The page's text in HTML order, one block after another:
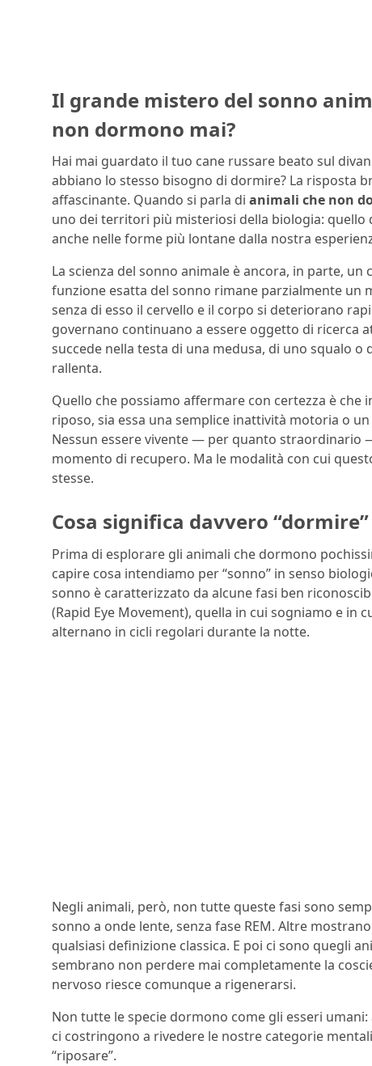
Il grande mistero del sonno
non dormono mai?
Hai mai guardato il tuo cane russare beato sul
abbiano lo stesso bisogno di dormire? La risposta
affascinante. Quando si parla di animali che non
uno dei territori più misteriosi della biologia: quello
anche nelle forme più lontane dalla nostra
La scienza del sonno animale è ancora, in parte,
funzione esatta del sonno rimane parzialmente un
senza di esso il cervello e il corpo si deteriorano
governano continuano a essere oggetto di ricerca
succede nella testa di una medusa, di uno squalo
rallenta.
Quello che possiamo affermare con certezza è
riposo, sia essa una semplice inattività motoria o
Nessun essere vivente — per quanto straordinario
momento di recupero. Ma le modalità con cui
stesse.
Cosa significa davvero
Prima di esplorare gli animali che dormono
capire cosa intendiamo per “sonno” in senso
sonno è caratterizzato da alcune fasi ben
(Rapid Eye Movement), quella in cui sogniamo e in
alternano in cicli regolari durante la notte.
Negli animali, però, non tutte queste fasi sono
sonno a onde lente, senza fase REM. Altre
qualsiasi definizione classica. E poi ci sono quegli
sembrano non perdere mai completamente la
nervoso riesce comunque a rigenerarsi.
Non tutte le specie dormono come gli esseri
ci costringono a rivedere le nostre categorie
“riposare”.